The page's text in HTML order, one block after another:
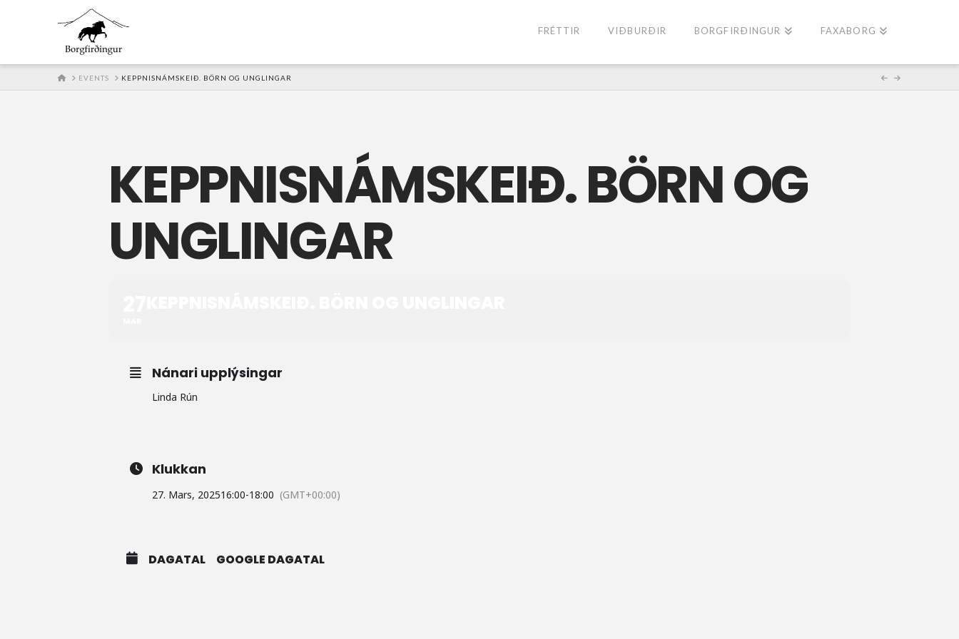
FRÉTTIR VIÐBURÐIR BORGFIRÐINGUR FAXABORG
HOMEEVENTS KEPPNISNÁMSKEIÐ. BÖRN OG UNGLINGAR
KEPPNISNÁMSKEIÐ. BÖRN OG
UNGLINGAR
Nánari upplýsingar
Linda Rún
Klukkan
27. Mars, 202516:00-18:00 (GMT+00:00)
DAGATAL GOOGLE DAGATAL